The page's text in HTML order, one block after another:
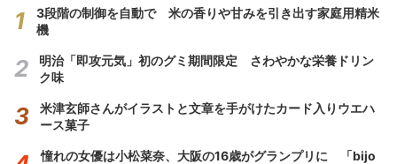
3段階の制御を自動で 米の香りや甘みを引き出す家庭用精米
機
明治「即攻元気」初のグミ期間限定 さわやかな栄養ドリン
ク味
米津玄師さんがイラストと文章を手がけたカード入りウエハ
ース菓子
憧れの女優は小松菜奈、大阪の16歳がグランプリに 「bijo